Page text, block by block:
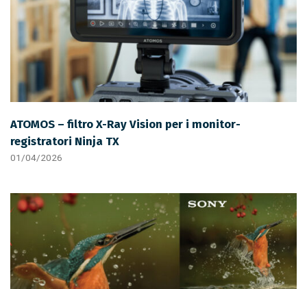
ATOMOS – filtro X-Ray Vision per i monitor-
registratori Ninja TX
01/04/2026